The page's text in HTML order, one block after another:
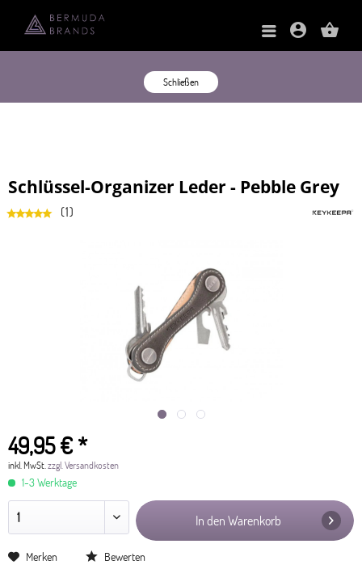
account_circle shopping_basket
Schließen
Schlüssel-Organizer Leder - Pebble Grey
(1)
49,95 € *
inkl. MwSt. zzgl. Versandkosten
1-3 Werktage
In den Warenkorb
Merken Bewerten